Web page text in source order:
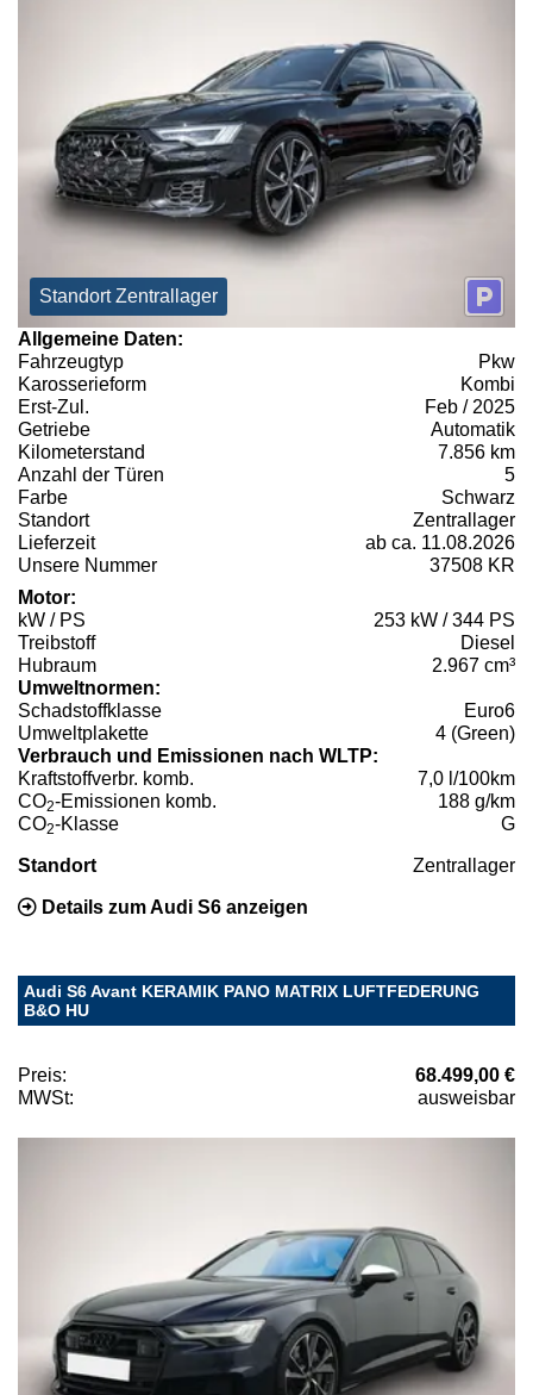
Standort Zentrallager
Allgemeine Daten:
Fahrzeugtyp
Pkw
Karosserieform
Kombi
Erst-Zul.
Feb / 2025
Getriebe
Automatik
Kilometerstand
7.856 km
Anzahl der Türen
5
Farbe
Schwarz
Standort
Zentrallager
Lieferzeit
ab ca. 11.08.2026
Unsere Nummer
37508 KR
Motor:
kW / PS
253 kW / 344 PS
Treibstoff
Diesel
Hubraum
2.967 cm³
Umweltnormen:
Schadstoffklasse
Euro6
Umweltplakette
4 (Green)
Verbrauch und Emissionen nach WLTP:
Kraftstoffverbr. komb.
7,0 l/100km
CO2-Emissionen komb.
188 g/km
CO2-Klasse G
Standort Zentrallager
Details zum Audi S6 anzeigen
Audi S6 Avant KERAMIK PANO MATRIX LUFTFEDERUNG
B&O HU
Preis:
68.499,00 €
MWSt:
ausweisbar